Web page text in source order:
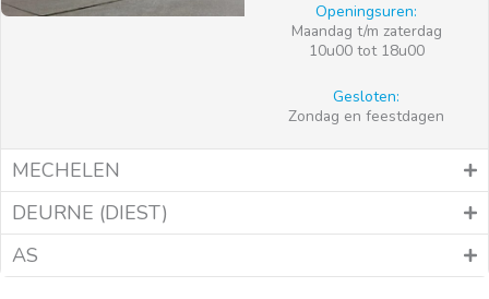
Openingsuren:
Maandag t/m zaterdag
10u00 tot 18u00
Gesloten:
Zondag en feestdagen
MECHELEN
DEURNE (DIEST)
AS